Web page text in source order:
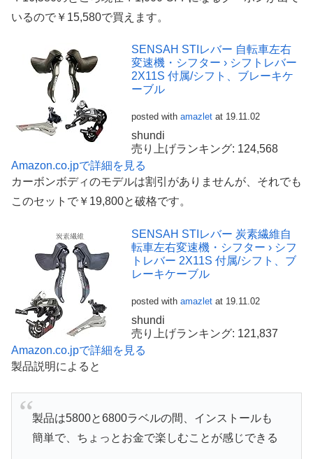
いるので￥15,580で買えます。
SENSAH STIレバー 自転車左右
変速機・シフター › シフトレバー
2X11S 付属/シフト、ブレーキケ
ーブル
posted with amazlet at 19.11.02
shundi
売り上げランキング: 124,568
Amazon.co.jpで詳細を見る
カーボンボディのモデルは割引がありませんが、それでも
このセットで￥19,800と破格です。
SENSAH STIレバー 炭素繊維自
転車左右変速機・シフター › シフ
トレバー 2X11S 付属/シフト、ブ
レーキケーブル
posted with amazlet at 19.11.02
shundi
売り上げランキング: 121,837
Amazon.co.jpで詳細を見る
製品説明によると
製品は5800と6800ラベルの間、インストールも
簡単で、ちょっとお金で楽しむことが感じできる